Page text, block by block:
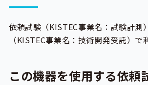
依頼試験（KISTEC事業名：試験計測
（KISTEC事業名：技術開発受託）で
この機器を使用する依頼